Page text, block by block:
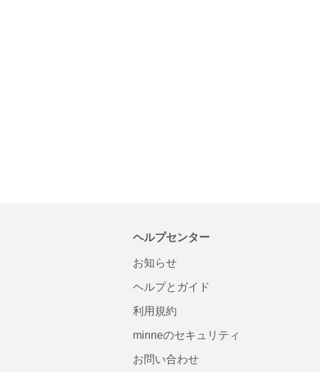
ヘルプセンター
お知らせ
ヘルプとガイド
利用規約
minneのセキュリティ
お問い合わせ